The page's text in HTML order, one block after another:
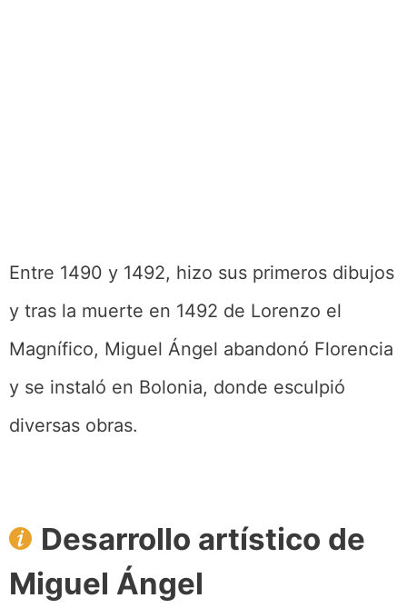
Entre 1490 y 1492, hizo sus primeros dibujos
y tras la muerte en 1492 de Lorenzo el
Magnífico, Miguel Ángel abandonó Florencia
y se instaló en Bolonia, donde esculpió
diversas obras.
Desarrollo artístico de
Miguel Ángel